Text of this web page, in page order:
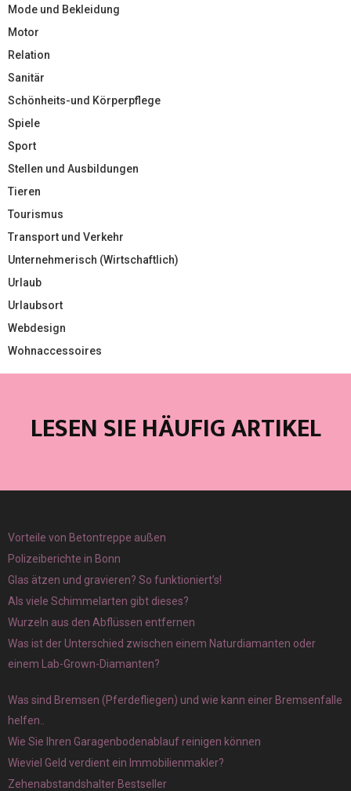
Mode und Bekleidung
Motor
Relation
Sanitär
Schönheits-und Körperpflege
Spiele
Sport
Stellen und Ausbildungen
Tieren
Tourismus
Transport und Verkehr
Unternehmerisch (Wirtschaftlich)
Urlaub
Urlaubsort
Webdesign
Wohnaccessoires
LESEN SIE HÄUFIG ARTIKEL
Vorteile von Betontreppe außen
Polizeiberichte in Bonn
Glas ätzen und gravieren? So funktioniert’s!
Als viele Schimmelarten gibt dieses?
Wurzeln aus den Abflüssen entfernen
Was ist der Unterschied zwischen einem Naturdiamanten oder
einem Lab-Grown-Diamanten?
Was sind Bremsen (Pferdefliegen) und wie kann einer Bremsenfalle
helfen..
Wie Sie Ihren Garagenbodenablauf reinigen können
Wieviel Geld verdient ein Immobilienmakler?
Zehenabstandshalter Bestseller